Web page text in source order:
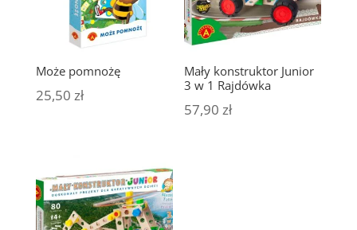
Może pomnożę
25,50 zł
Mały konstruktor Junior
3 w 1 Rajdówka
57,90zł